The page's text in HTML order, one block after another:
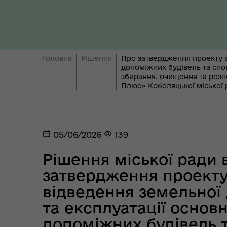
Регіональне представництво
Ради України з прав людини у
Полтавській області
Ти
Головна Рішення
Про затвердження проекту
допоміжних будівель та
збирання, очищення та
Плюс» Кобеляцької
05/06/2026 139
Рішення міської ради
затвердження
відведення
та експлуатації